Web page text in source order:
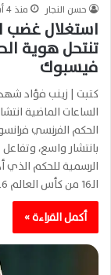
حسن النجار منذ 4 أسابيع
استغلال غضب
تنتحل هوية
فيسبوك
كتبت | زينب فؤاد
الساعات الماضية
الحكم الفرنسي
بانتشار واسع،
الرسمية للحكم الذي
الـ16 من كأس العالم 2026. ورصد فريق «تدقيق المعلومات» بـ«الوطن…
أكمل القراءة »